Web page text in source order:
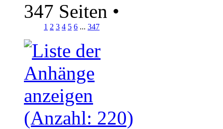
347 Seiten •
1 2 3 4 5 6 ... 347